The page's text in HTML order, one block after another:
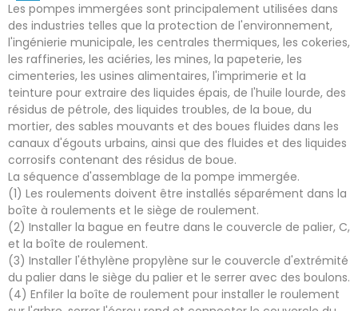
Les pompes immergées sont principalement utilisées dans
des industries telles que la protection de l'environnement,
l'ingénierie municipale, les centrales thermiques, les cokeries,
les raffineries, les aciéries, les mines, la papeterie, les
cimenteries, les usines alimentaires, l'imprimerie et la
teinture pour extraire des liquides épais, de l'huile lourde, des
résidus de pétrole, des liquides troubles, de la boue, du
mortier, des sables mouvants et des boues fluides dans les
canaux d'égouts urbains, ainsi que des fluides et des liquides
corrosifs contenant des résidus de boue.
La séquence d'assemblage de la pompe immergée.
(1) Les roulements doivent être installés séparément dans la
boîte à roulements et le siège de roulement.
(2) Installer la bague en feutre dans le couvercle de palier, C,
et la boîte de roulement.
(3) Installer l'éthylène propylène sur le couvercle d'extrémité
du palier dans le siège du palier et le serrer avec des boulons.
(4) Enfiler la boîte de roulement pour installer le roulement